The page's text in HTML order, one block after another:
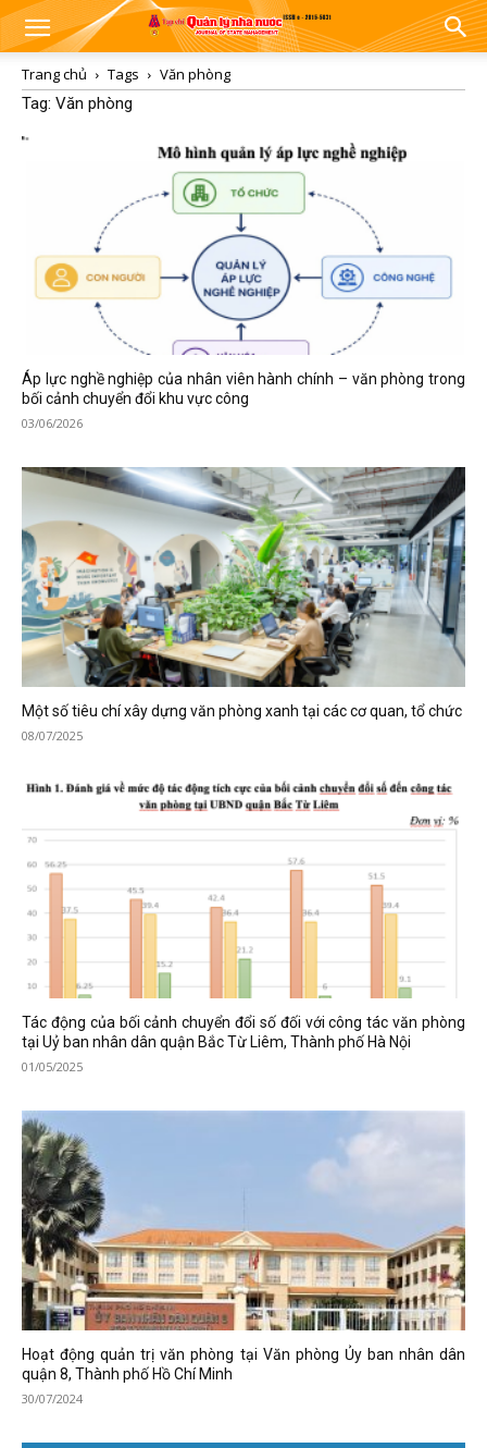
Trang chủ Tags
Văn phòng
Tag: Văn phòng
Áp lực nghề nghiệp của nhân viên hành chính – văn phòng trong
bối cảnh chuyển đổi khu vực công
03/06/2026
Một số tiêu chí xây dựng văn phòng xanh tại các cơ quan, tổ chức
08/07/2025
Tác động của bối cảnh chuyển đổi số đối với công tác văn phòng
tại Uỷ ban nhân dân quận Bắc Từ Liêm, Thành phố Hà Nội
01/05/2025
Hoạt động quản trị văn phòng tại Văn phòng Ủy ban nhân dân
quận 8, Thành phố Hồ Chí Minh
30/07/2024